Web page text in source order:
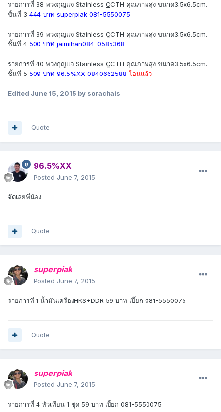
รายการที่ 38 พวงกุญแจ Stainless CCTH คุณภาพสุง ขนาด3.5x6.5cm.
ชิ้นที่ 3 444 บาท superpiak 081-5550075
รายการที่ 39 พวงกุญแจ Stainless CCTH คุณภาพสุง ขนาด3.5x6.5cm.
ชิ้นที่ 4 500 บาท jaimihan084-0585368
รายการที่ 40 พวงกุญแจ Stainless CCTH คุณภาพสุง ขนาด3.5x6.5cm.
ชิ้นที่ 5 509 บาท 96.5%XX 0840662588 โอนแล้ว
Edited June 15, 2015 by sorachais
Quote
96.5%XX
Posted June 7, 2015
จัดเลยพี่น้อง
Quote
superpiak
Posted June 7, 2015
รายการที่ 1 น้ำมันเครื่องHKS+DDR 59 บาท เปี๊ยก 081-5550075
Quote
superpiak
Posted June 7, 2015
รายการที่ 4 หัวเทียน 1 ชุด 59 บาท เปี๊ยก 081-5550075